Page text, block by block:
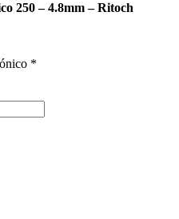
250 – 4.8mm – Ritoch
*